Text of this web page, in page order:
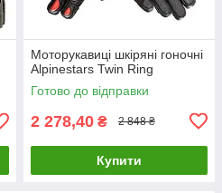
Моторукавиці шкіряні гоночні
Alpinestars Twin Ring
Готово до відправки
2 278,40 ₴ 2 848 ₴
Купити